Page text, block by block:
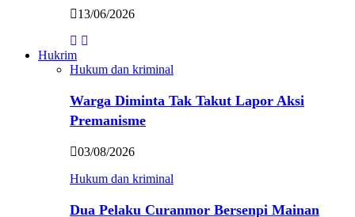
13/06/2026
Hukrim
Hukum dan kriminal
Warga Diminta Tak Takut Lapor Aksi
Premanisme
03/08/2026
Hukum dan kriminal
Dua Pelaku Curanmor Bersenpi Mainan